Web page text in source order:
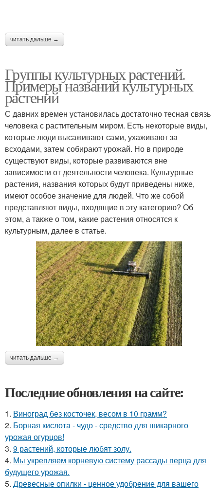
читать дальше →
Группы культурных растений.
Примеры названий культурных
растений
С давних времен установилась достаточно тесная связь
человека с растительным миром. Есть некоторые виды,
которые люди высаживают сами, ухаживают за
всходами, затем собирают урожай. Но в природе
существуют виды, которые развиваются вне
зависимости от деятельности человека. Культурные
растения, названия которых будут приведены ниже,
имеют особое значение для людей. Что же собой
представляют виды, входящие в эту категорию? Об
этом, а также о том, какие растения относятся к
культурным, далее в статье.
читать дальше →
Последние обновления на сайте:
1. Виноград без косточек, весом в 10 грамм?
2. Борная кислота - чудо - средство для шикарного
урожая огурцов!
3. 9 растений, которые любят золу.
4. Мы укрепляем корневую систему рассады перца для
будущего урожая.
5. Древесные опилки - ценное удобрение для вашего